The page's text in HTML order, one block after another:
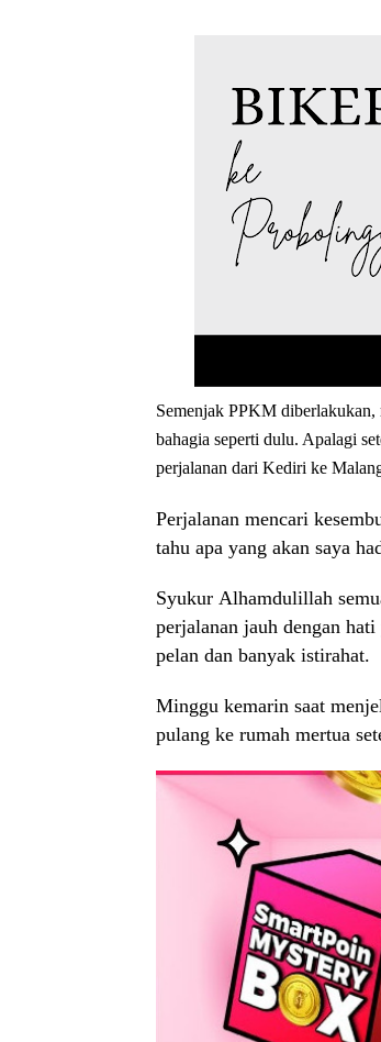
Semenjak PPKM diberlakukan,
bahagia seperti dulu. Apalagi
perjalanan dari Kediri ke
Perjalanan mencari
tahu apa yang akan saya
Syukur Alhamdulillah
perjalanan jauh dengan hati
pelan dan banyak istirahat.
Minggu kemarin saat
pulang ke rumah mertua